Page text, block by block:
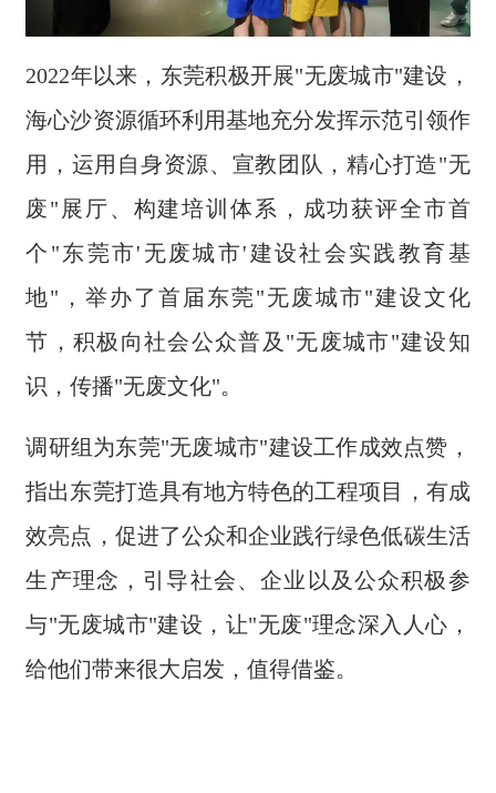
2022年以来，东莞积极开展"无废城市"建设，
海心沙资源循环利用基地充分发挥示范引领作
用，运用自身资源、宣教团队，精心打造"无
废"展厅、构建培训体系，成功获评全市首
个"东莞市'无废城市'建设社会实践教育基
地"，举办了首届东莞"无废城市"建设文化
节，积极向社会公众普及"无废城市"建设知
识，传播"无废文化"。
调研组为东莞"无废城市"建设工作成效点赞，
指出东莞打造具有地方特色的工程项目，有成
效亮点，促进了公众和企业践行绿色低碳生活
生产理念，引导社会、企业以及公众积极参
与"无废城市"建设，让"无废"理念深入人心，
给他们带来很大启发，值得借鉴。